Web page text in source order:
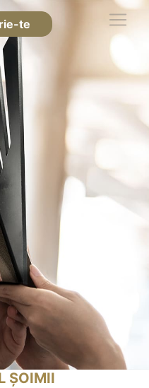
te
ȘOIMII